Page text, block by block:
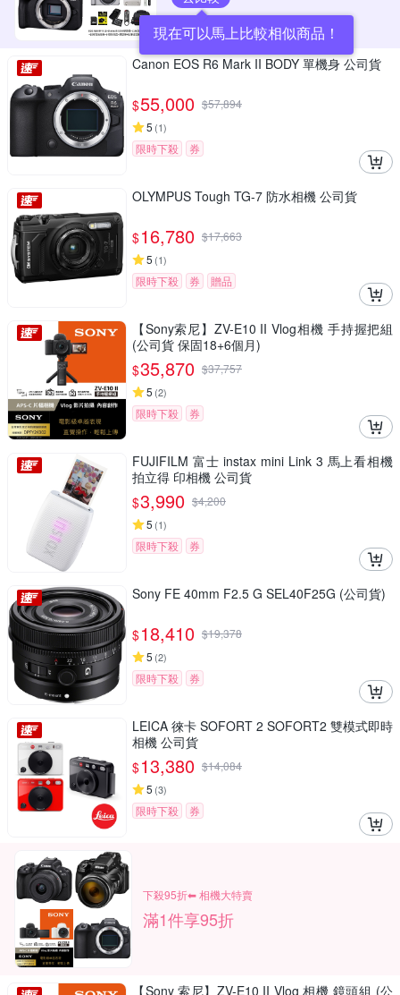
現在可以馬上比較相似商品！
Canon EOS R6 Mark II BODY 單機身 公司貨
$55,000 $57,894
5 (1)
限時下殺 券
OLYMPUS Tough TG-7 防水相機 公司貨
$16,780 $17,663
5 (1)
限時下殺 券 贈品
【Sony索尼】ZV-E10 II Vlog相機 手持握把組
(公司貨 保固18+6個月)
$35,870 $37,757
5 (2)
限時下殺 券
FUJIFILM 富士 instax mini Link 3 馬上看相機
拍立得 印相機 公司貨
$3,990 $4,200
5 (1)
限時下殺 券
Sony FE 40mm F2.5 G SEL40F25G (公司貨)
$18,410 $19,378
5 (2)
限時下殺 券
LEICA 徠卡 SOFORT 2 SOFORT2 雙模式即時
相機 公司貨
$13,380 $14,084
5 (3)
限時下殺 券
下殺95折⬅︎ 相機大特賣
滿1件享95折
【Sony 索尼】ZV-E10 II Vlog 相機 鏡頭組 (公